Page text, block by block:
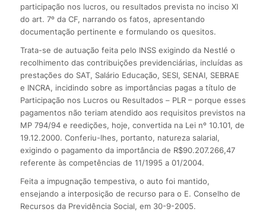
participação nos lucros, ou resultados prevista no inciso XI
do art. 7º da CF, narrando os fatos, apresentando
documentação pertinente e formulando os quesitos.
Trata-se de autuação feita pelo INSS exigindo da Nestlé o
recolhimento das contribuições previdenciárias, incluídas as
prestações do SAT, Salário Educação, SESI, SENAI, SEBRAE
e INCRA, incidindo sobre as importâncias pagas a título de
Participação nos Lucros ou Resultados – PLR – porque esses
pagamentos não teriam atendido aos requisitos previstos na
MP 794/94 e reedições, hoje, convertida na Lei nº 10.101, de
19.12.2000. Conferiu-lhes, portanto, natureza salarial,
exigindo o pagamento da importância de R$90.207.266,47
referente às competências de 11/1995 a 01/2004.
Feita a impugnação tempestiva, o auto foi mantido,
ensejando a interposição de recurso para o E. Conselho de
Recursos da Previdência Social, em 30-9-2005.